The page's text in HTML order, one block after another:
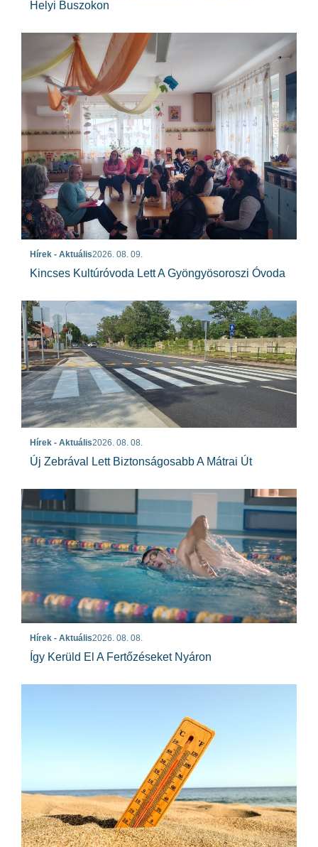
Helyi Buszokon
Hírek - Aktuális2026. 08. 09.
Kincses Kultúróvoda Lett A Gyöngyösoroszi Óvoda
Hírek - Aktuális2026. 08. 08.
Új Zebrával Lett Biztonságosabb A Mátrai Út
Hírek - Aktuális2026. 08. 08.
Így Kerüld El A Fertőzéseket Nyáron